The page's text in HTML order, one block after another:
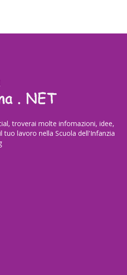
troverai molte infomazioni, idee,
lavoro nella Scuola dell'Infanzia